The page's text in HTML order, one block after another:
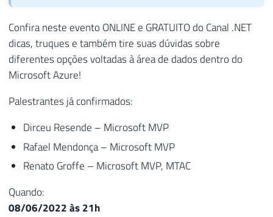
Confira neste evento ONLINE e GRATUITO do Canal .NET
dicas, truques e também tire suas dúvidas sobre
diferentes opções voltadas à área de dados dentro do
Microsoft Azure!
Palestrantes já confirmados:
Dirceu Resende – Microsoft MVP
Rafael Mendonça – Microsoft MVP
Renato Groffe – Microsoft MVP, MTAC
Quando:
08/06/2022 às 21h